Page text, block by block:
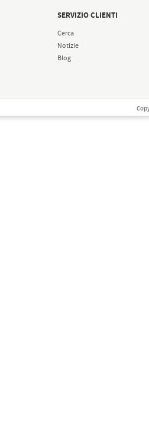
SERVIZIO CLIENTI
Cerca
Notizie
Blog